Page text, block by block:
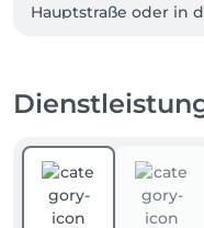
Hauptstraße oder in